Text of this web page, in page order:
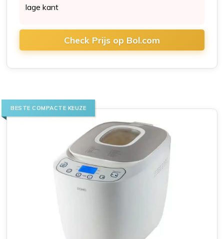
lage kant
Check Prijs op Bol.com
BESTE COMPACTE KEUZE